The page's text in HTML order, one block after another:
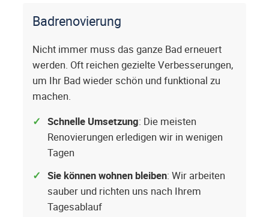
Badrenovierung
Nicht immer muss das ganze Bad erneuert
werden. Oft reichen gezielte Verbesserungen,
um Ihr Bad wieder schön und funktional zu
machen.
Schnelle Umsetzung: Die meisten
Renovierungen erledigen wir in wenigen
Tagen
Sie können wohnen bleiben: Wir arbeiten
sauber und richten uns nach Ihrem
Tagesablauf